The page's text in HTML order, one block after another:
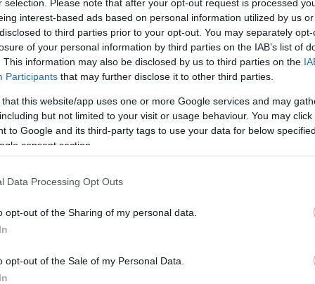
selection. Please note that after your opt-out request is processed
interest-based ads based on personal information utilized by us
to third parties prior to your opt-out. You may separately
of your personal information by third parties on the IAB’s list of
This information may also be disclosed by us to third parties on the
Participants that may further disclose it to other third parties.
that this website/app uses one or more Google services and may
but not limited to your visit or usage behaviour. You may
to Google and its third-party tags to use your data for below
consent section.
Data Processing Opt Outs
opt-out of the Sharing of my personal data.
opt-out of the Sale of my Personal Data.
της, η ΠΑΕ Παναθηναϊκός ανέθεσε στη
υποδομών της (Digital Transformation).
ΠΑΕ (Γήπεδο, Κεντρικά Γραφεία, κέντρο
μετάβαση στις υπηρεσίες ασφαλείας νέας
ανανέωση εξοπλισμού UTM, Switching, WiFi
γενιάς (Web Filtering, IPS, APP control, SSL
εκσυγχρονισμό των υπηρεσιών Wi-Fi του
με την μέγιστη ασφάλεια και
των ομάδων.